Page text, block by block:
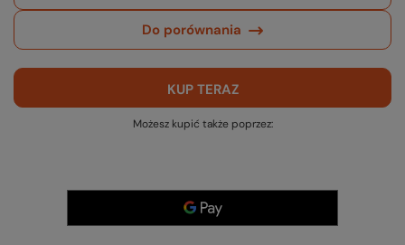
Do porównania
KUP TERAZ
Możesz kupić także poprzez: